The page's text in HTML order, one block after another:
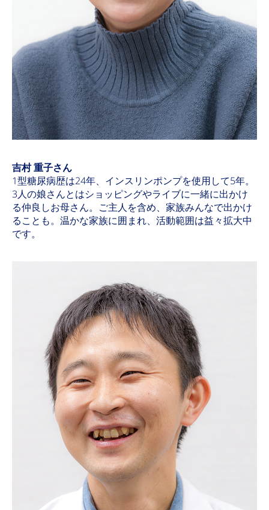
吉村 重子さん
1型糖尿病歴は24年、インスリンポンプを使用して5年。
3人の娘さんとはショッピングやライブに一緒に出かけ
る仲良しお母さん。ご主人を含め、家族みんなで出かけ
ることも。温かな家族に囲まれ、活動範囲は益々拡大中
です。